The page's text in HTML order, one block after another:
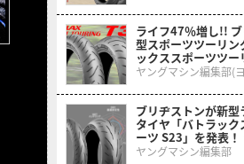
ライフ47％増し!!
型スポーツツーリン
ックススポーツツ
表
ヤングマシン編集部(
ブリヂストンが新
タイヤ「バトラッ
ーツ S23」を発表
周年で気合いの
ヤングマシン編集部